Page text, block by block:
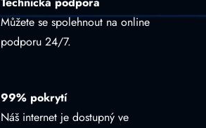
Můžete se spolehnout na online
podporu 24/7.
99% pokrytí
Náš internet je dostupný ve